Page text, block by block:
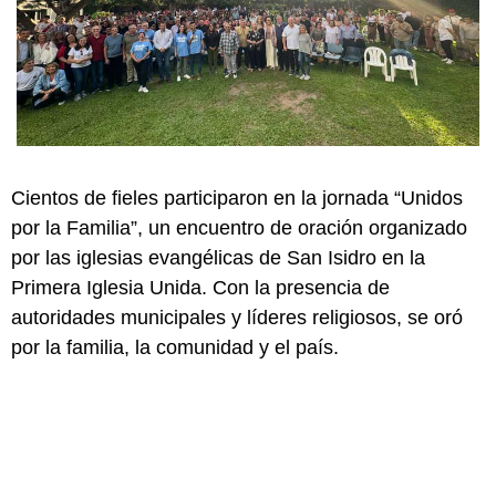
Cientos de fieles participaron en la jornada “Unidos
por la Familia”, un encuentro de oración organizado
por las iglesias evangélicas de San Isidro en la
Primera Iglesia Unida. Con la presencia de
autoridades municipales y líderes religiosos, se oró
por la familia, la comunidad y el país.